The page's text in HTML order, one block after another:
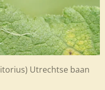
Utrechtse baan